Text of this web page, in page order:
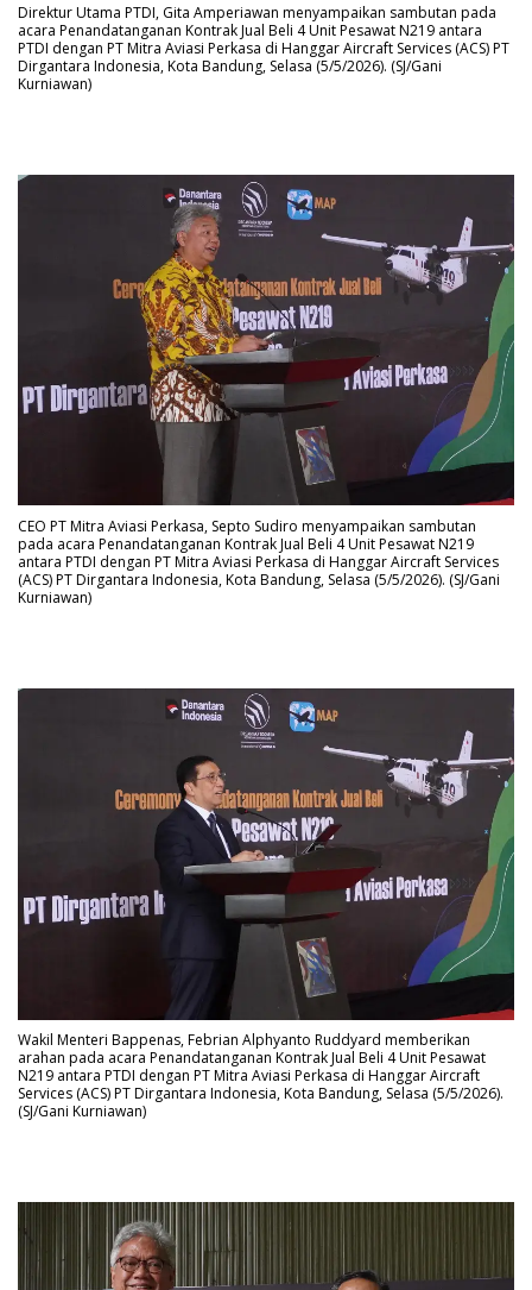
Direktur Utama PTDI, Gita Amperiawan menyampaikan sambutan pada
acara Penandatanganan Kontrak Jual Beli 4 Unit Pesawat N219 antara
PTDI dengan PT Mitra Aviasi Perkasa di Hanggar Aircraft Services (ACS) PT
Dirgantara Indonesia, Kota Bandung, Selasa (5/5/2026). (SJ/Gani
Kurniawan)
CEO PT Mitra Aviasi Perkasa, Septo Sudiro menyampaikan sambutan
pada acara Penandatanganan Kontrak Jual Beli 4 Unit Pesawat N219
antara PTDI dengan PT Mitra Aviasi Perkasa di Hanggar Aircraft Services
(ACS) PT Dirgantara Indonesia, Kota Bandung, Selasa (5/5/2026). (SJ/Gani
Kurniawan)
Wakil Menteri Bappenas, Febrian Alphyanto Ruddyard memberikan
arahan pada acara Penandatanganan Kontrak Jual Beli 4 Unit Pesawat
N219 antara PTDI dengan PT Mitra Aviasi Perkasa di Hanggar Aircraft
Services (ACS) PT Dirgantara Indonesia, Kota Bandung, Selasa (5/5/2026).
(SJ/Gani Kurniawan)